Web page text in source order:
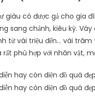
giàu có được gả cho gia
sang chảnh, kiêu kỳ.
từ vài triệu đến… vài
phù hợp với nhân vật,